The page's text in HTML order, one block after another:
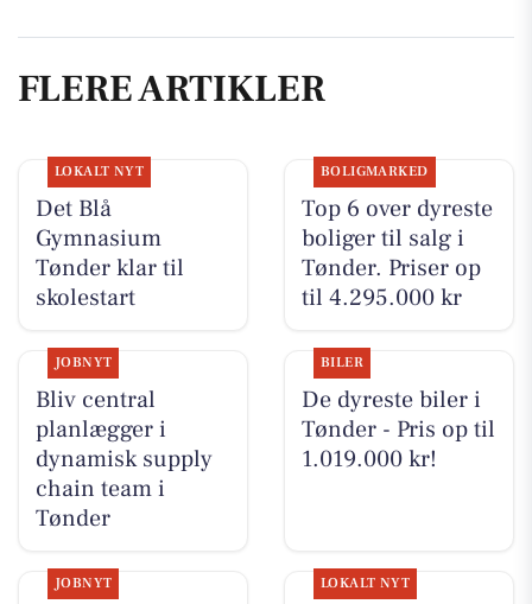
FLERE ARTIKLER
LOKALT NYT
Det Blå
Gymnasium
Tønder klar til
skolestart
BOLIGMARKED
Top 6 over dyreste
boliger til salg i
Tønder. Priser op
til 4.295.000 kr
JOBNYT
Bliv central
planlægger i
dynamisk supply
chain team i
Tønder
BILER
De dyreste biler i
Tønder - Pris op til
1.019.000 kr!
JOBNYT LOKALT NYT